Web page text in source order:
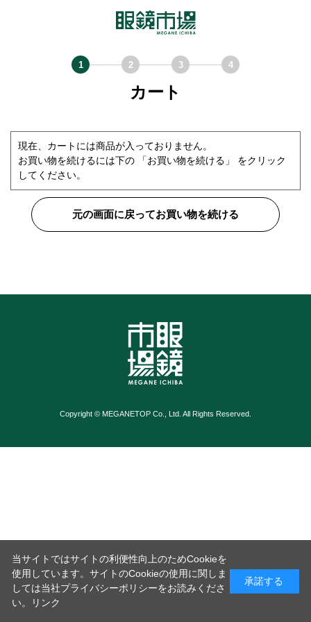
カート
現在、カートには商品が入っておりません。
お買い物を続けるには下の 「お買い物を続ける」 をクリック
してください。
元の画面に戻ってお買い物を続ける
Copyright © MEGANETOP Co., Ltd. All Rights Reserved.
当サイトではサイトの利便性向上のためCookieを
使用しています。サイトのCookieの使用に関しま
しては当社プライバシーポリシーをお読みくださ
い。
リンク
承諾する